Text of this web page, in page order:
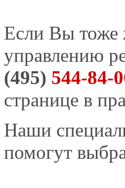
Если Вы тоже
управлению
(495) 544-84-
странице в
Наши
помогут